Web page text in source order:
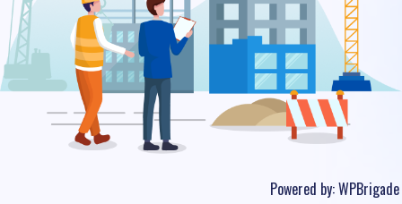
Powered by:WPBrigade